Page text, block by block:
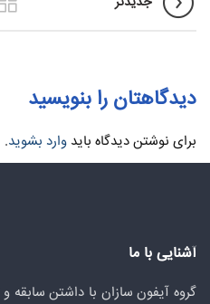
دیدگاهتان را بنویسید
برای نوشتن دیدگاه باید وارد بشوید.
آشنایی با ما
گروه آیفون سازان با داشتن سابقه و